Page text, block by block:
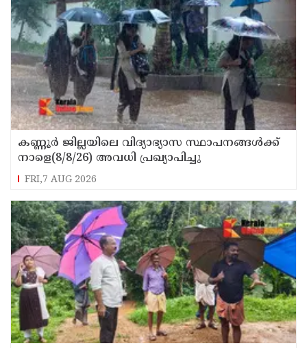
കണ്ണൂർ ജില്ലയിലെ വിദ്യാഭ്യാസ സ്ഥാപനങ്ങള്‍ക്ക്
നാളെ(8/8/26) അവധി പ്രഖ്യാപിച്ചു
FRI,7 AUG 2026